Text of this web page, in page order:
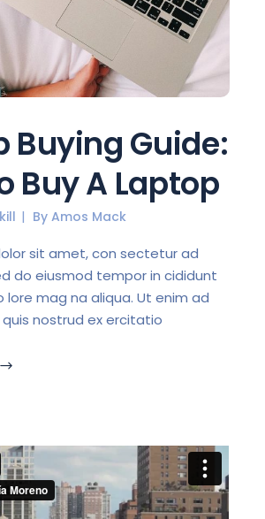
Buying Guide:
Buy A Laptop
By Amos Mack
sit amet, con sectetur ad
do eiusmod tempor in cididunt
mag na aliqua. Ut enim ad
nostrud ex ercitatio